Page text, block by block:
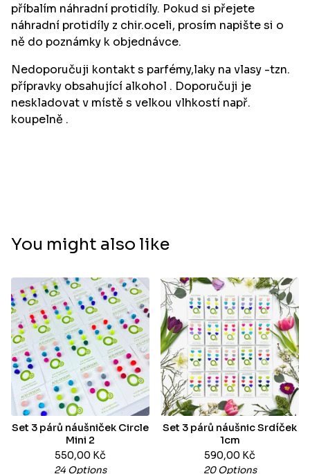
příbalím náhradní protidíly. Pokud si přejete
náhradní protidíly z chir.oceli, prosím napište si o
ně do poznámky k objednávce.
Nedoporučuji kontakt s parfémy,laky na vlasy -tzn.
přípravky obsahující alkohol . Doporučuji je
neskladovat v místě s velkou vlhkostí např.
koupelně .
You might also like
Set 3 párů náušniček Circle
Mini 2
550,00 Kč
24 Options
Set 3 párů náušnic Srdíček
1cm
590,00 Kč
20 Options